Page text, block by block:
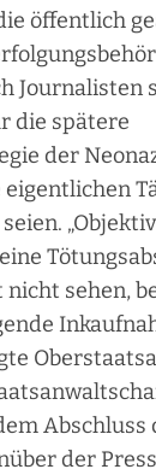
öffentlich
Journalisten
die spätere
der
sehen,
Abschluss
der